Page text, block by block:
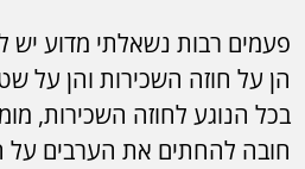
פעמים רבות נשאלתי מדוע
הן על חוזה השכירות והן על
בכל הנוגע לחוזה השכירות,
חובה להחתים את הערבים על